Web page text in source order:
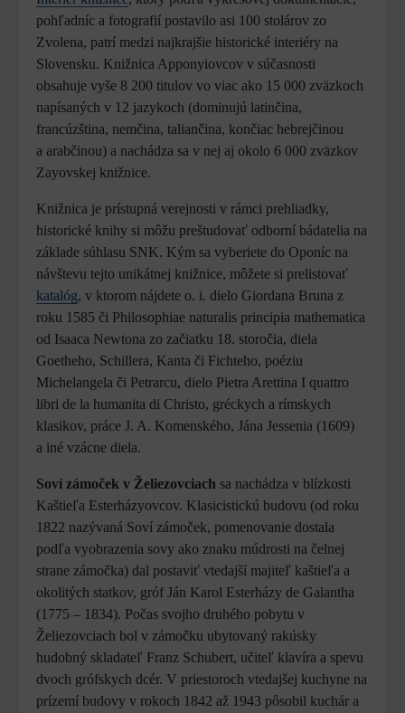
pohľadníc a fotografií postavilo asi 100 stolárov zo
Zvolena, patrí medzi najkrajšie historické interiéry na
Slovensku. Knižnica Apponyiovcov v súčasnosti
obsahuje vyše 8 200 titulov vo viac ako 15 000 zväzkoch
napísaných v 12 jazykoch (dominujú latinčina,
francúzština, nemčina, taliančina, končiac hebrejčinou
a arabčinou) a nachádza sa v nej aj okolo 6 000 zväzkov
Zayovskej knižnice.
Knižnica je prístupná verejnosti v rámci prehliadky,
historické knihy si môžu preštudovať odborní bádatelia na
základe súhlasu SNK. Kým sa vyberiete do Oponíc na
návštevu tejto unikátnej knižnice, môžete si prelistovať
katalóg, v ktorom nájdete o. i. dielo Giordana Bruna z
roku 1585 či Philosophiae naturalis principia mathematica
od Isaaca Newtona zo začiatku 18. storočia, diela
Goetheho, Schillera, Kanta či Fichteho, poéziu
Michelangela či Petrarcu, dielo Pietra Arettina I quattro
libri de la humanita di Christo, gréckych a rímskych
klasikov, práce J. A. Komenského, Jána Jessenia (1609)
a iné vzácne diela.
Soví zámoček v Želiezovciach sa nachádza v blízkosti
Kaštieľa Esterházyovcov. Klasicistickú budovu (od roku
1822 nazývaná Soví zámoček, pomenovanie dostala
podľa vyobrazenia sovy ako znaku múdrosti na čelnej
strane zámočka) dal postaviť vtedajší majiteľ kaštieľa a
okolitých statkov, gróf Ján Karol Esterházy de Galantha
(1775 – 1834). Počas svojho druhého pobytu v
Želiezovciach bol v zámočku ubytovaný rakúsky
hudobný skladateľ Franz Schubert, učiteľ klavíra a spevu
dvoch grófskych dcér. V priestoroch vtedajšej kuchyne na
prízemí budovy v rokoch 1842 až 1943 pôsobil kuchár a